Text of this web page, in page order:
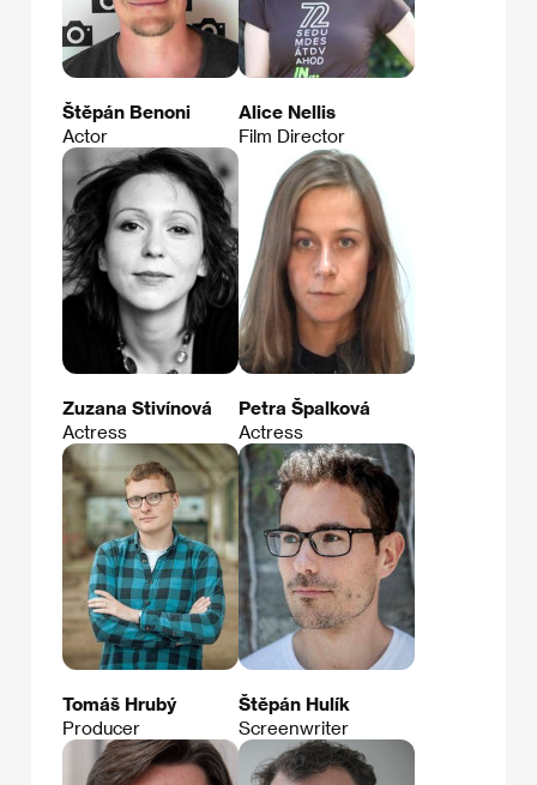
Štěpán Benoni
Actor
Alice Nellis
Film Director
Zuzana Stivínová
Actress
Petra Špalková
Actress
Tomáš Hrubý
Producer
Štěpán Hulík
Screenwriter